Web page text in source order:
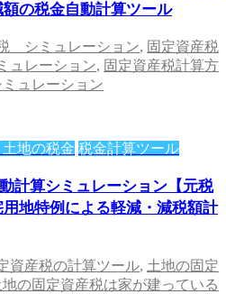
の税金自動計算ツール
シミュレーション, 固定資産税
ュレーション, 固定資産税計算方
ュレーション
地の税金 税金計算ツール
計算シミュレーション【元税
地特例による軽減・減税額計
資産税の計算ツール, 土地の固定
地の固定資産税は家が建っている